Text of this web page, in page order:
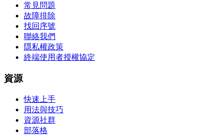
常見問題
故障排除
找回序號
聯絡我們
隱私權政策
終端使用者授權協定
資源
快速上手
用法與技巧
資源社群
部落格